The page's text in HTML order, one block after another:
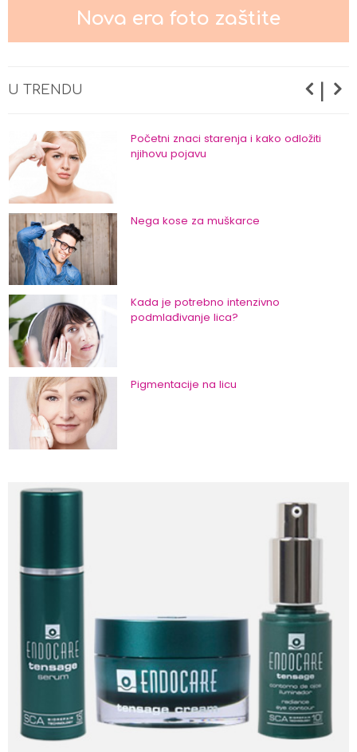
Nova era foto zaštite
U TRENDU |
Početni znaci starenja i kako odložiti
njihovu pojavu
Nega kose za muškarce
Kada je potrebno intenzivno
podmlađivanje lica?
Pigmentacije na licu
Nega masne i mešovite kože lica
Nega suve i osetljive kože lica